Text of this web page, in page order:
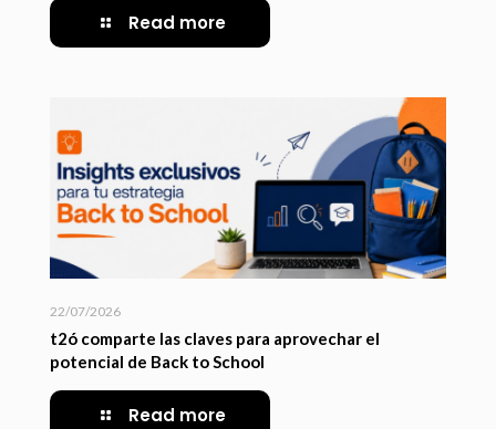
Read more
22/07/2026
t2ó comparte las claves para aprovechar el
potencial de Back to School
Read more